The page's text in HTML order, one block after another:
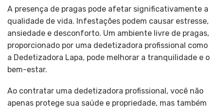
A presença de pragas pode afetar significativamente a
qualidade de vida. Infestações podem causar estresse,
ansiedade e desconforto. Um ambiente livre de pragas,
proporcionado por uma dedetizadora profissional como
a Dedetizadora Lapa, pode melhorar a tranquilidade e o
bem-estar.
Ao contratar uma dedetizadora profissional, você não
apenas protege sua saúde e propriedade, mas também